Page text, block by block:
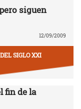
siguen
12/09/2009
SIGLO XXI
fin de la